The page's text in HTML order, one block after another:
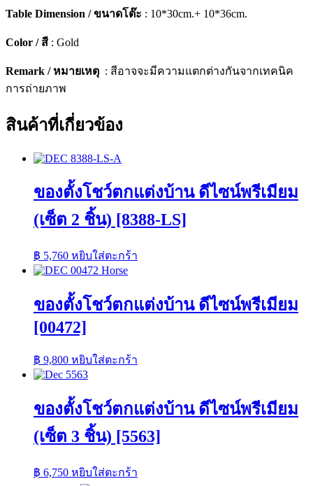
ชิ้น
Table Dimension / ขนาดโต๊ะ : 10*30cm.+ 10*36cm.
Color / สี : Gold
Remark / หมายเหตุ : สีอาจจะมีความแตกต่างกันจากเทคนิค
การถ่ายภาพ
สินค้าที่เกี่ยวข้อง
ของตั้งโชว์ตกแต่งบ้าน ดีไซน์พรีเมียม
(เซ็ต 2 ชิ้น) [8388-LS]
฿ 5,760 หยิบใส่ตะกร้า
ของตั้งโชว์ตกแต่งบ้าน ดีไซน์พรีเมียม
[00472]
฿ 9,800 หยิบใส่ตะกร้า
ของตั้งโชว์ตกแต่งบ้าน ดีไซน์พรีเมียม
(เซ็ต 3 ชิ้น) [5563]
฿ 6,750 หยิบใส่ตะกร้า